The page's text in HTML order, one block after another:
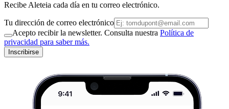
Recibe Aleteia cada día en tu correo electrónico.
Tu dirección de correo electrónico
Acepto recibir la newsletter. Consulta nuestra Política de
privacidad para saber más.
Inscribirse